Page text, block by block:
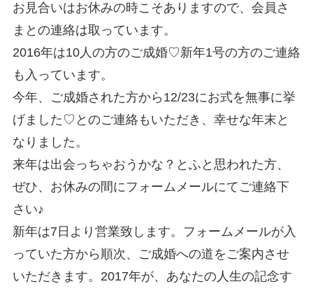
お見合いはお休みの時こそありますので、会員さ
まとの連絡は取っています。
2016年は10人の方のご成婚♡新年1号の方のご連絡
も入っています。
今年、ご成婚された方から12/23にお式を無事に挙
げました♡とのご連絡もいただき、幸せな年末と
なりました。
来年は出会っちゃおうかな？とふと思われた方、
ぜひ、お休みの間にフォームメールにてご連絡下
さい♪
新年は7日より営業致します。フォームメールが入
っていた方から順次、ご成婚への道をご案内させ
いただきます。2017年が、あなたの人生の記念す